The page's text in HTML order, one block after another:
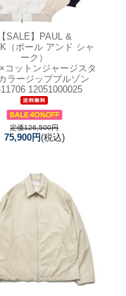
【SALE】
PAUL &
（ポール アンド シャ
ーク）
コットンジャージスタ
ラージップブルゾン
12051000025
定価126,500円
75,900円(税込)